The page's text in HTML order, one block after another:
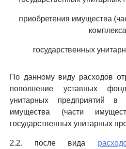
приобретения имущества
государственных
По данному виду расходов
пополнение уставных
унитарных предприятий в
имущества (части
государственных унитарных
2.2. после вида